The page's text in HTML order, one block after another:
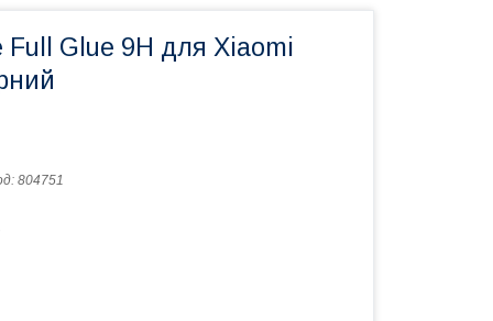
Full Glue 9H для Xiaomi
804751